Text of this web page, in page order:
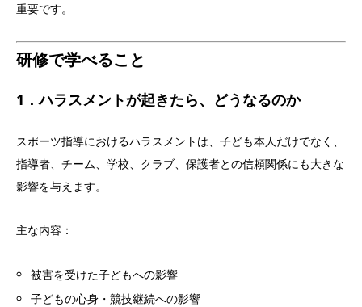
重要です。
研修で学べること
1．ハラスメントが起きたら、どうなるのか
スポーツ指導におけるハラスメントは、子ども本人だけでなく、
指導者、チーム、学校、クラブ、保護者との信頼関係にも大きな
影響を与えます。
主な内容：
被害を受けた子どもへの影響
子どもの心身・競技継続への影響